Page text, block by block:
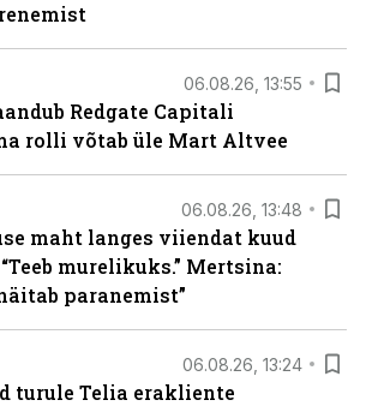
06.08.26, 13:55
Redgate Capitali
rolli võtab üle Mart Altvee
06.08.26, 13:48
maht langes viiendat kuud
murelikuks.” Mertsina:
paranemist”
06.08.26, 13:24
turule Telia erakliente